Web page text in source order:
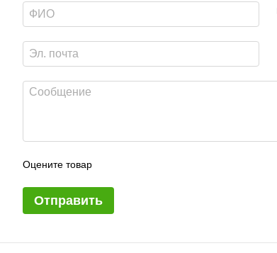
Оцените товар
Отправить